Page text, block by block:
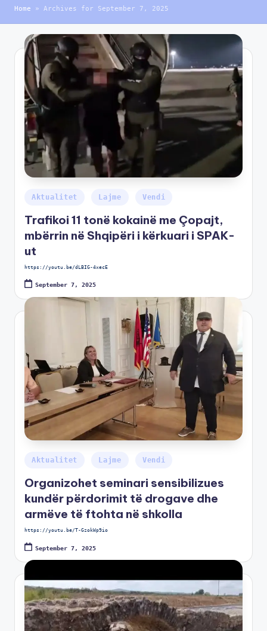
Home » Archives for September 7, 2025
Aktualitet Lajme Vendi
Trafikoi 11 tonë kokainë me Çopajt,
mbërrin në Shqipëri i kërkuari i SPAK-
ut
https://youtu.be/dLBIG-4xecE
September 7, 2025
Aktualitet Lajme Vendi
Organizohet seminari sensibilizues
kundër përdorimit të drogave dhe
armëve të ftohta në shkolla
https://youtu.be/T-GzokWp9io
September 7, 2025